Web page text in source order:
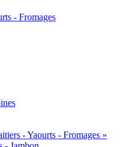
- Fromages
- Yaourts - Fromages »